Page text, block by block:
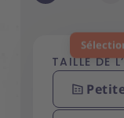
TAILLE DE
Merci de